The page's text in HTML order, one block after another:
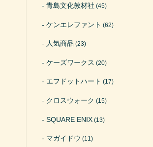
青島文化教材社 (45)
ケンエレファント (62)
人気商品 (23)
ケーズワークス (20)
エフドットハート (17)
クロスウォーク (15)
SQUARE ENIX (13)
マガイドウ (11)